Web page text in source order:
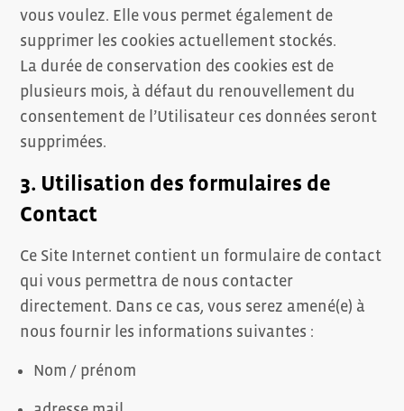
vous voulez. Elle vous permet également de
supprimer les cookies actuellement stockés.
La durée de conservation des cookies est de
plusieurs mois, à défaut du renouvellement du
consentement de l’Utilisateur ces données seront
supprimées.
3. Utilisation des formulaires de
Contact
Ce Site Internet contient un formulaire de contact
qui vous permettra de nous contacter
directement. Dans ce cas, vous serez amené(e) à
nous fournir les informations suivantes :
Nom / prénom